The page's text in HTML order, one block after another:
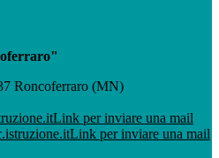
Roncoferraro (MN)
Link per inviare una mail
Link per inviare una mail